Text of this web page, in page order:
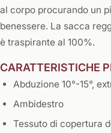
al corpo procurando un
benessere. La sacca
è traspirante al 100%.
CARATTERISTICHE
Abduzione 10°-15°,
Ambidestro
Tessuto di copertura